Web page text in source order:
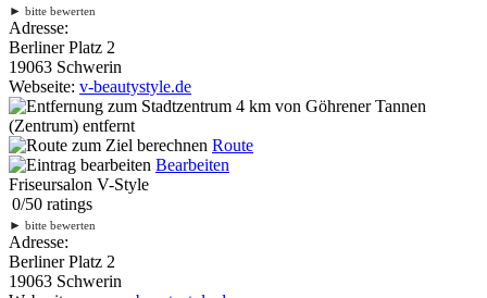
► bitte bewerten
Adresse:
Berliner Platz 2
19063 Schwerin
Webseite: v-beautystyle.de
4 km von Göhrener Tannen
(Zentrum) entfernt
Route
Bearbeiten
Friseursalon V-Style
0/50 ratings
► bitte bewerten
Adresse:
Berliner Platz 2
19063 Schwerin